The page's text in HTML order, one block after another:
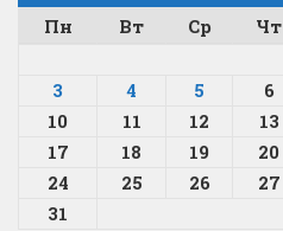
Пн
Вт Ср Чт
3
4 5 6
10
11 12 13
17
18 19 20
24
25 26 27
31